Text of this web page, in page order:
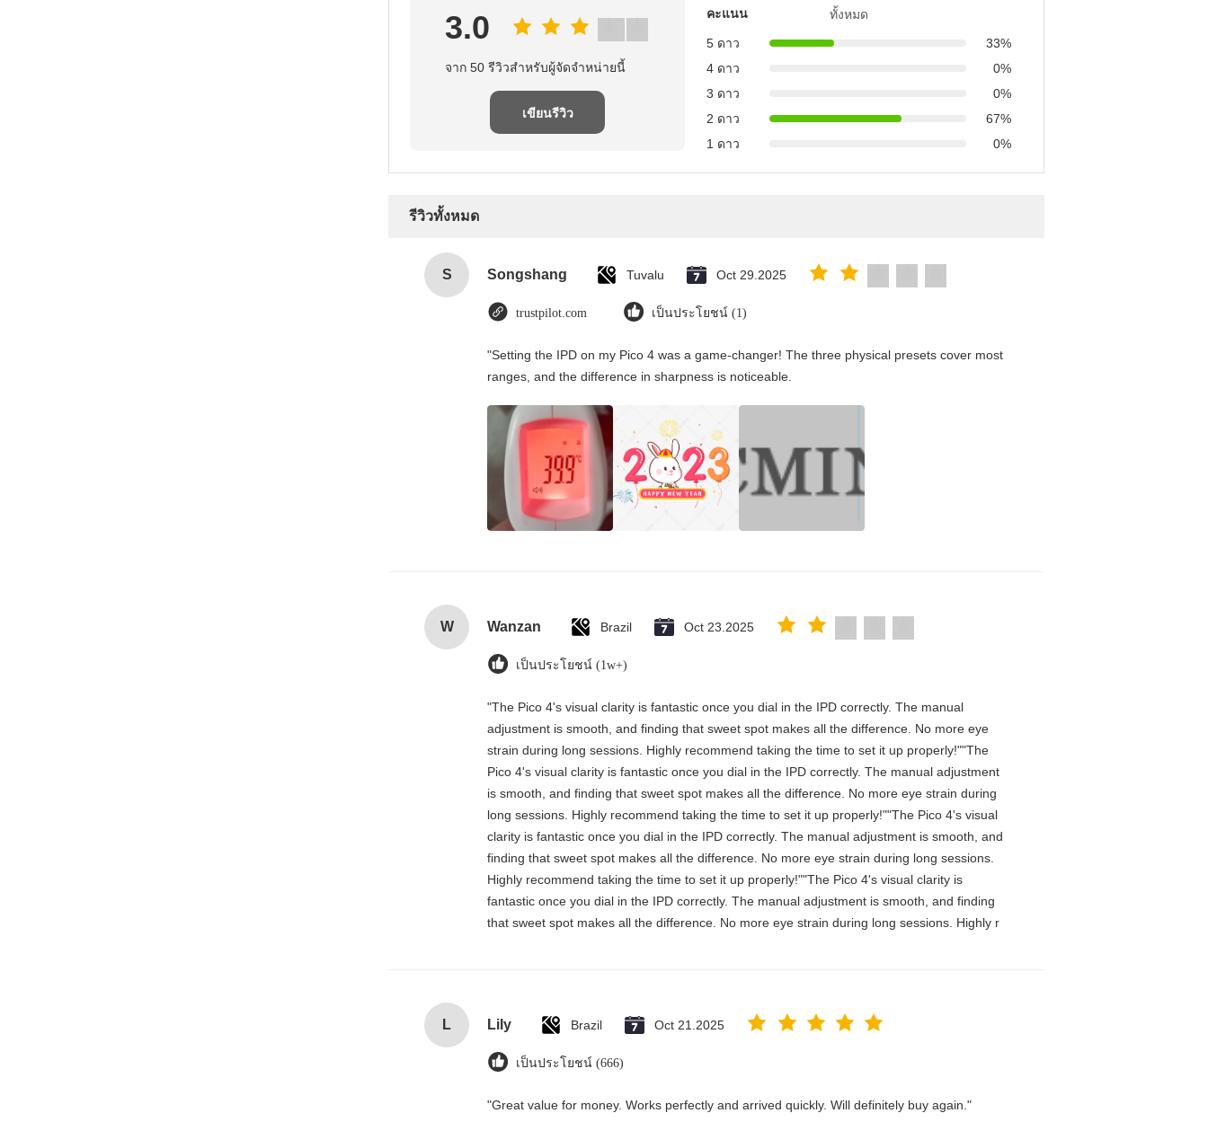
3.0
จาก 50 รีวิวสําหรับผู้จัดจําหน่ายนี้
เขียนรีวิว
คะแนน
ทั้งหมด
5 ดาว
33%
4 ดาว
0%
3 ดาว
0%
2 ดาว
67%
1 ดาว
0%
รีวิวทั้งหมด
S Songshang Tuvalu Oct 29.2025
trustpilot.com เป็นประโยชน์ (1)
"Setting the IPD on my Pico 4 was a game-changer! The three physical presets cover most
ranges, and the difference in sharpness is noticeable.
W Wanzan Brazil Oct 23.2025
เป็นประโยชน์ (1w+)
"The Pico 4's visual clarity is fantastic once you dial in the IPD correctly. The manual
adjustment is smooth, and finding that sweet spot makes all the difference. No more eye
strain during long sessions. Highly recommend taking the time to set it up properly!""The
Pico 4's visual clarity is fantastic once you dial in the IPD correctly. The manual adjustment
is smooth, and finding that sweet spot makes all the difference. No more eye strain during
long sessions. Highly recommend taking the time to set it up properly!""The Pico 4's visual
clarity is fantastic once you dial in the IPD correctly. The manual adjustment is smooth, and
finding that sweet spot makes all the difference. No more eye strain during long sessions.
Highly recommend taking the time to set it up properly!""The Pico 4's visual clarity is
fantastic once you dial in the IPD correctly. The manual adjustment is smooth, and finding
that sweet spot makes all the difference. No more eye strain during long sessions. Highly r
L Lily Brazil Oct 21.2025
เป็นประโยชน์ (666)
"Great value for money. Works perfectly and arrived quickly. Will definitely buy again."